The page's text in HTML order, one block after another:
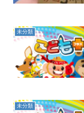
未分類
未分類